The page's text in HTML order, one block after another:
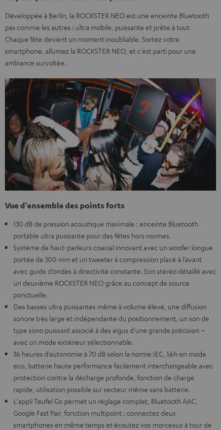
Développée à Berlin, la ROCKSTER NEO est une enceinte Bluetooth
pas comme les autres : ultra mobile, puissante et prête à tout.
Chaque fête devient un moment inoubliable. Sortez votre
smartphone, allumez la ROCKSTER NEO, et c’est parti pour une
ambiance survoltée.
Vue d’ensemble des points forts
130 dB de pression acoustique maximale : enceinte Bluetooth
portable ultra puissante pour des fêtes hors normes.
Système de haut-parleurs coaxial innovant avec un woofer longue
portée de 300 mm et un tweeter à compression placé à l’avant
avec guide d’ondes à directivité constante. Son stéréo détaillé avec
un deuxième ROCKSTER NEO grâce au concept de source
ponctuelle.
Des basses ultra puissantes même à volume élevé, une diffusion
sonore très large et indépendante du positionnement, un son de
type sono puissant associé à des aigus d'une grande précision –
avec un mode extérieur sélectionnable.
36 heures d’autonomie à 70 dB selon la norme IEC, 56h en mode
eco, batterie haute performance facilement interchangeable avec
protection contre la décharge profonde, fonction de charge
rapide, utilisation possible sur secteur même sans batterie.
L'appli Teufel Go permet un réglage complet, Bluetooth AAC,
Google Fast Pair, fonction multipoint : connectez deux
smartphones en même temps et écoutez vos morceaux à tour de